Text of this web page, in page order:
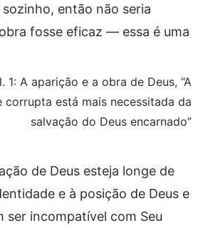
então não seria
fosse eficaz — essa é uma
1: A aparição e a obra de Deus, “A
corrupta está mais necessitada da
salvação do Deus encarnado”
de Deus esteja longe de
e à posição de Deus e
ser incompatível com Seu